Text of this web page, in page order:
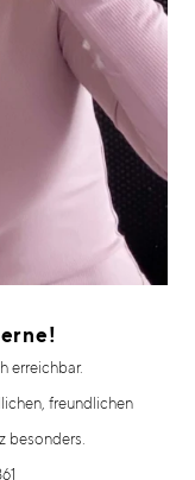
erreichbar.
freundlichen
besonders.